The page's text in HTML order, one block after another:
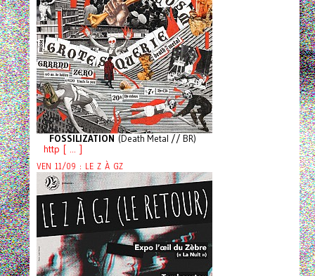
FOSSILIZATION (Death Metal // BR)
http [ ... ]
VEN 11/09 : LE Z À GZ